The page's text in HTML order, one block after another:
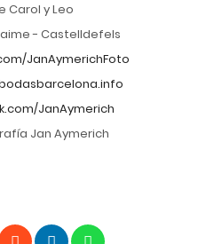
Carol y Leo
- Castelldefels
JanAymerichFoto
JanAymerich
Jan Aymerich